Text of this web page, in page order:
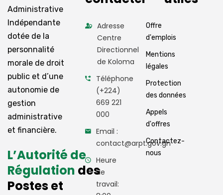
Administrative
Indépendante
dotée de la
personnalité
morale de droit
public et d’une
autonomie de
gestion
administrative
et financière.
L’Autorité de
Régulation des
Postes et
Adresse
Centre
Directionnel
de Koloma
Téléphone
(+224)
669 221
000
Email :
contact@arpt.gov.gn
Heure
de
travail:
Offre
d'emplois
Mentions
légales
Protection
des données
Appels
d'offres
Contactez-
nous